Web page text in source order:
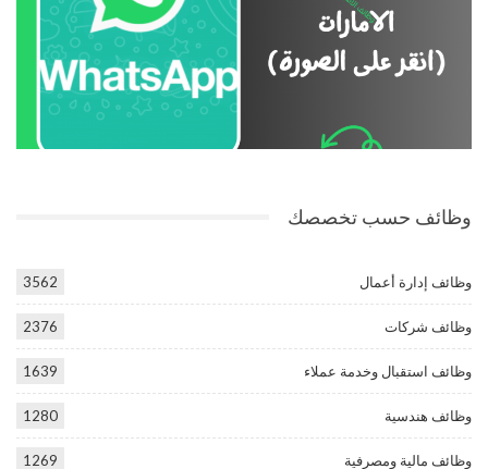
وظائف حسب تخصصك
وظائف إدارة أعمال 3562
وظائف شركات 2376
وظائف استقبال وخدمة عملاء 1639
وظائف هندسية 1280
وظائف مالية ومصرفية 1269